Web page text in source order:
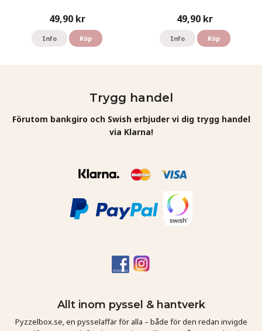
49,90 kr
Info Köp
49,90 kr
Info Köp
Trygg handel
Förutom bankgiro och Swish erbjuder vi dig trygg handel
via Klarna!
Allt inom pyssel & hantverk
Pyzzelbox.se, en pysselaffär för alla – både för den redan invigde